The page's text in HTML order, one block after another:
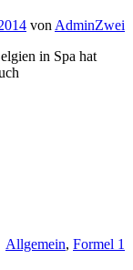
von AdminZwei
in Spa hat
Allgemein, Formel 1